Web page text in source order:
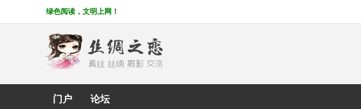
绿色阅读，文明上网！
门户 论坛